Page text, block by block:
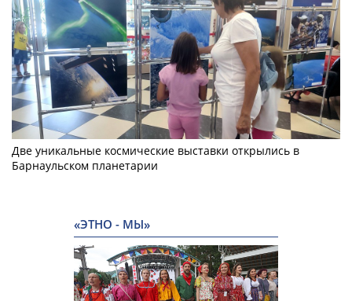
Две уникальные космические выставки открылись в
Барнаульском планетарии
«ЭТНО - МЫ»